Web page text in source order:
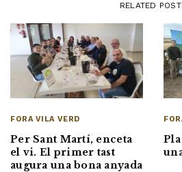
RELATED
FORA VILA VERD
Per Sant Martí, enceta
el vi. El primer tast
augura una bona anyada